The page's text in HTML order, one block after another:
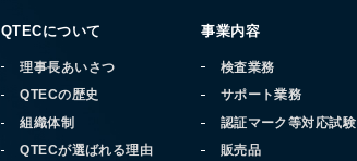
QTECについて
理事長あいさつ
QTECの歴史
組織体制
QTECが選ばれる理由
事業内容
検査業務
サポート業務
認証マーク等対応試験
販売品